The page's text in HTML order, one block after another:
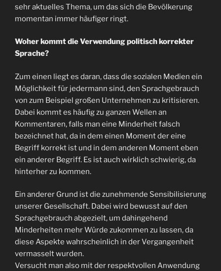
sehr aktuelles Thema, um das sich die Bevölkerung
momentan immer häufiger ringt.
Woher kommt die Verwendung politisch korrekter
Sprache?
Zum einen liegt es daran, dass die sozialen Medien ein
Möglichkeit für jedermann sind, den Sprachgebrauch
von zum Beispiel großen Unternehmen zu kritisieren.
Dabei kommt es häufig zu ganzen Wellen an
Kommentaren, falls man eine Minderheit falsch
bezeichnet hat, da in dem einen Moment der eine
Begriff korrekt ist und in dem anderen Moment eben
ein anderer Begriff. Es ist auch wirklich schwierig, da
hinterher zu kommen.
Ein anderer Grund ist die zunehmende Sensibilisierung
unserer Gesellschaft. Dabei wird bewusst auf den
Sprachgebrauch abgezielt, um dahingehend
Minderheiten mehr Würde zukommen zu lassen, da
diese Aspekte wahrscheinlich in der Vergangenheit
vermasselt wurden.
Versucht man also mit der respektvollen Anwendung